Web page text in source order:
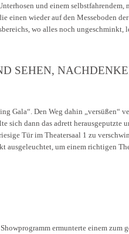
und einem
einen wieder auf den Messeboden
wo alles noch
SEHEN,
Gala“. Den Weg dahin
sich dann das adrett herausgeputzte
Tür im Theatersaal 1 zu
ausgeleuchtet, um einem richtigen
ermunterte einem